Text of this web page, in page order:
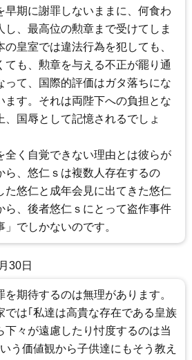
早期に謝罪しないままに、何食わ
し、最高位の勲章まで受けてしま
の皇室では違法行為を犯しても、
ても、勲章を与える不正が罷り通
って、国際的評価はガタ落ちにな
ます。それは両陛下への負担とな
、国辱として記憶されるでしょ
全く自覚できない理由とは彼らが
ら、悠仁ｓは複数人存在するの
た悠仁と成年会見に出てきた悠仁
ら、後者悠仁ｓにとって盗作事件
」でしかないのです。
30日
を期待するのは無理があります。
では｢私達は高貴な存在である皇族
下々が遠慮したり忖度するのは当
う価値観から子供達にもそう教え